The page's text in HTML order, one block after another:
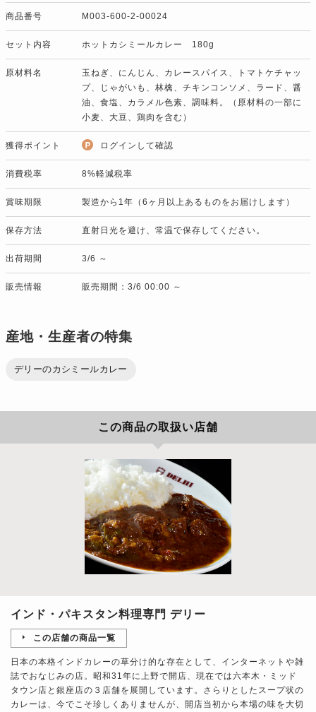
商品番号 M003-600-2-00024
セット内容 ホットカシミールカレー 180g
原材料名
玉ねぎ、にんじん、カレースパイス、トマトケチャッ
プ、じゃがいも、林檎、チキンコンソメ、ラード、醤
油、食塩、カラメル色素、調味料。（原材料の一部に
小麦、大豆、鶏肉を含む）
獲得ポイント ログインして確認
消費税率 8%軽減税率
賞味期限 製造から1年（6ヶ月以上あるものをお届けします）
保存方法 直射日光を避け、常温で保存してください。
出荷期間 3/6 ～
販売情報 販売期間：3/6 00:00 ～
産地・生産者の特集
デリーのカシミールカレー
この商品の取扱い店舗
インド・パキスタン料理専門 デリー
この店舗の商品一覧
日本の本格インドカレーの草分け的な存在として、インターネットや雑
誌でおなじみの店。昭和31年に上野で開店、現在では六本木・ミッド
タウン店と銀座店の３店舗を展開しています。さらりとしたスープ状の
カレーは、今でこそ珍しくありませんが、開店当初から本場の味を大切